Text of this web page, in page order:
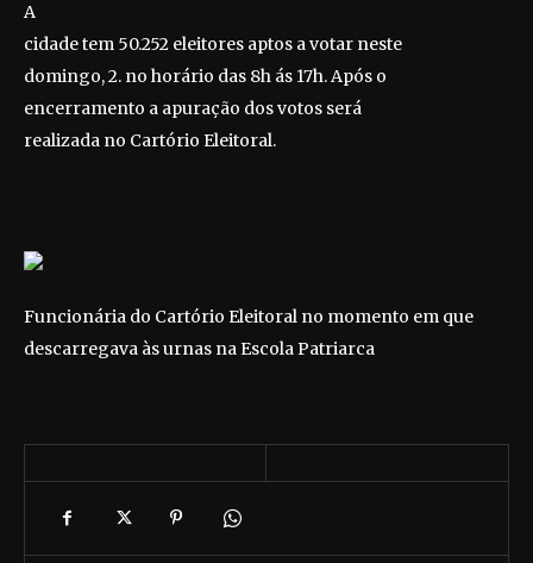
A
cidade tem 50.252 eleitores aptos a votar neste
domingo, 2. no horário das 8h ás 17h. Após o
encerramento a apuração dos votos será
realizada no Cartório Eleitoral.
Funcionária do Cartório Eleitoral no momento em que
descarregava às urnas na Escola Patriarca